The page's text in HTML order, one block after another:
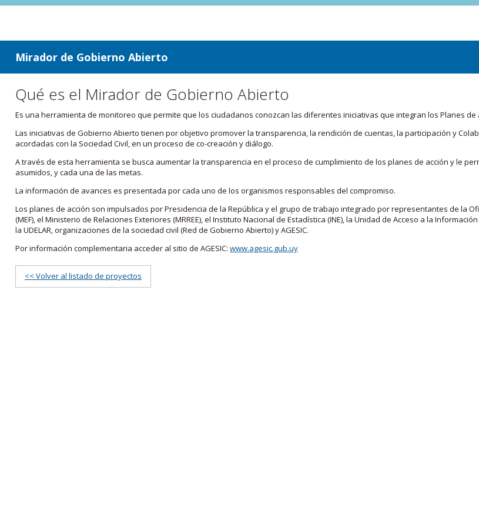
ir a contenido
ir al menú
Mirador de Gobierno Abierto
Qué es el Mirador de Gobierno Abierto
Es una herramienta de monitoreo que permite que los ciudadanos conozcan las diferentes iniciativas que integran los Planes de
Las iniciativas de Gobierno Abierto tienen por objetivo promover la transparencia, la rendición de cuentas, la participación y
acordadas con la Sociedad Civil, en un proceso de co-creación y diálogo.
A través de esta herramienta se busca aumentar la transparencia en el proceso de cumplimiento de los planes de acción y le
asumidos, y cada una de las metas.
La información de avances es presentada por cada uno de los organismos responsables del compromiso.
Los planes de acción son impulsados por Presidencia de la República y el grupo de trabajo integrado por representantes de la
(MEF), el Ministerio de Relaciones Exteriores (MRREE), el Instituto Nacional de Estadística (INE), la Unidad de Acceso a la
la UDELAR, organizaciones de la sociedad civil (Red de Gobierno Abierto) y AGESIC.
Por información complementaria acceder al sitio de AGESIC: www.agesic.gub.uy
<< Volver al listado de proyectos